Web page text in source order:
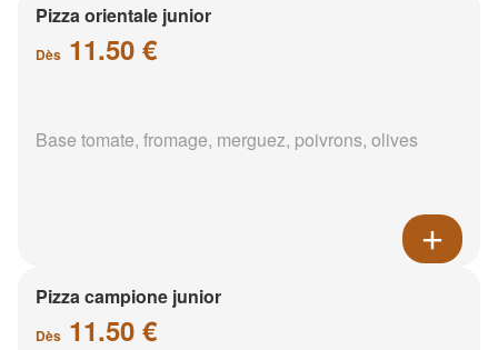
Pizza orientale junior
Dès 11.50 €
Base tomate, fromage, merguez, poivrons, olives
Pizza campione junior
Dès 11.50 €